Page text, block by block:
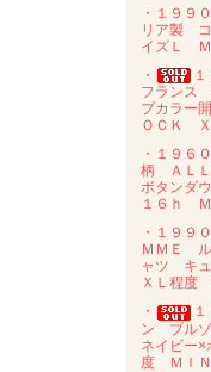
・１９９
リア製
イズＬ Ｍ
・
フランス
プカラー
ＯＣＫ Ｘ
・１９６
柄 ＡＬ
ボタンダ
１６ｈ Ｍ
・１９９
ＭＭＥ ル
ャツ キ
ＸＬ程度
・
ン ブル
ネイビー
度 ＭＩＮ